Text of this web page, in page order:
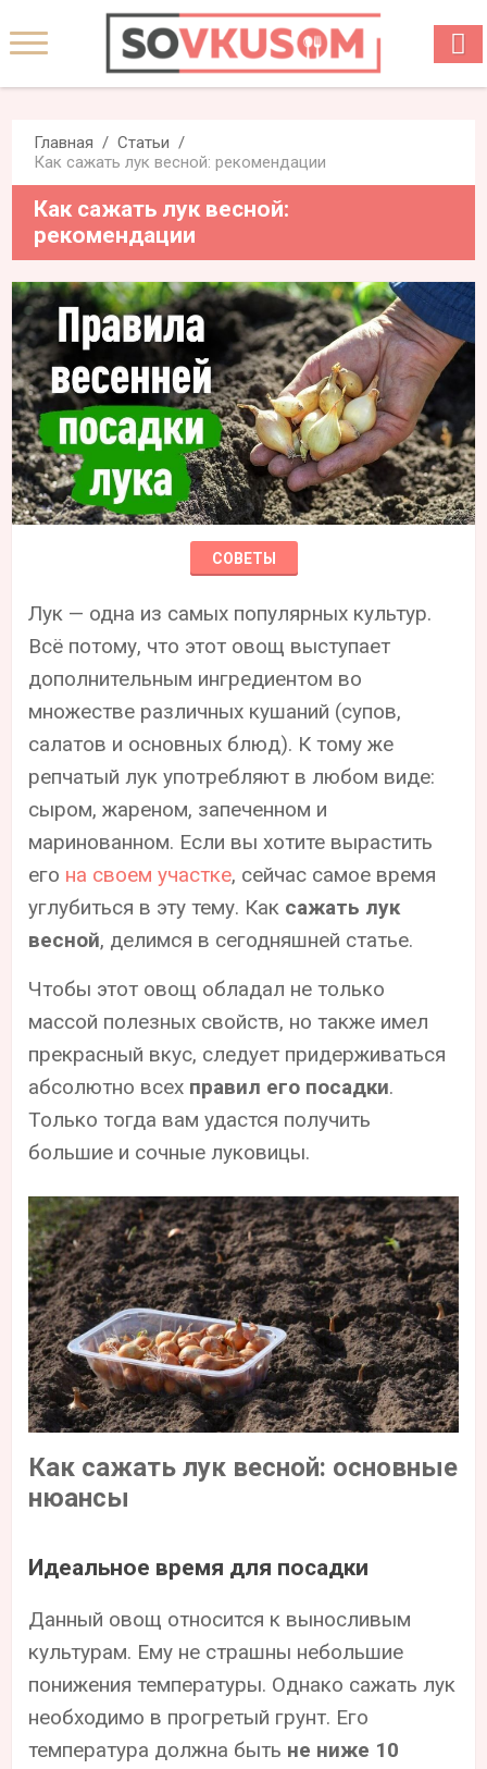
Главная
Статьи
Как сажать лук весной: рекомендации
Как сажать лук весной:
рекомендации
СОВЕТЫ
Лук — одна из самых популярных культур.
Всё потому, что этот овощ выступает
дополнительным ингредиентом во
множестве различных кушаний (супов,
салатов и основных блюд). К тому же
репчатый лук употребляют в любом виде:
сыром, жареном, запеченном и
маринованном. Если вы хотите вырастить
его на своем участке, сейчас самое время
углубиться в эту тему. Как сажать лук
весной, делимся в сегодняшней статье.
Чтобы этот овощ обладал не только
массой полезных свойств, но также имел
прекрасный вкус, следует придерживаться
абсолютно всех правил его посадки.
Только тогда вам удастся получить
большие и сочные луковицы.
Как сажать лук весной: основные
нюансы
Идеальное время для посадки
Данный овощ относится к выносливым
культурам. Ему не страшны небольшие
понижения температуры. Однако сажать лук
необходимо в прогретый грунт. Его
температура должна быть не ниже 10